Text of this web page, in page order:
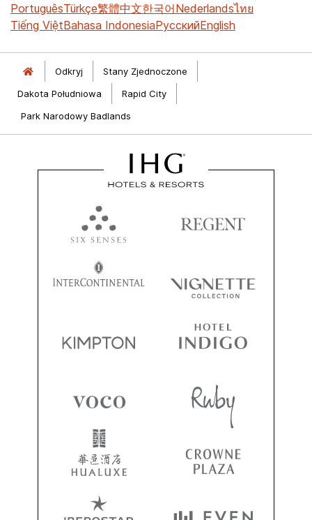
PortuguêsTürkçe繁體中文한국어Nederlandsไทย
Tiếng ViệtBahasa IndonesiaРусскийEnglish
Odkryj
Stany Zjednoczone
Dakota Południowa
Rapid City
Park Narodowy Badlands